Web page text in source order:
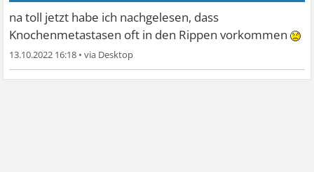
na toll jetzt habe ich nachgelesen, dass
Knochenmetastasen oft in den Rippen vorkommen
13.10.2022 16:18 •